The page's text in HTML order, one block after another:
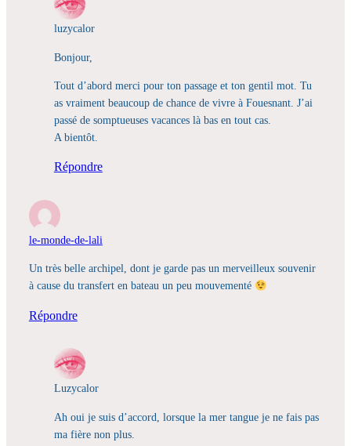
luzycalor
Bonjour,
Tout d’abord merci pour ton passage et ton gentil mot. Tu
as vraiment beaucoup de chance de vivre à Fouesnant. J’ai
passé de somptueuses vacances là bas en tout cas.
A bientôt.
Répondre
le-monde-de-lali
Un très belle archipel, dont je garde pas un merveilleux souvenir
à cause du transfert en bateau un peu mouvementé
Répondre
Luzycalor
Ah oui je suis d’accord, lorsque la mer tangue je ne fais pas
ma fière non plus.